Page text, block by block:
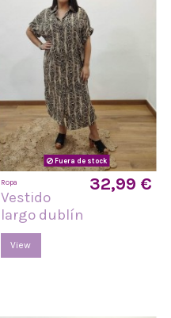
Fuera de stock
Ropa
Vestido
largo dublín
32,99 €
View